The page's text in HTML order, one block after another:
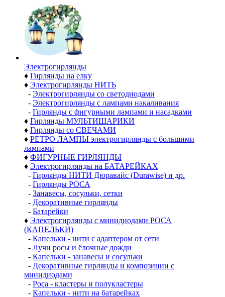
Электро­гирлянды
♦ Гирлянды на елку
♦ Электрогирлянды НИТЬ
- Электрогирлянды со светодиодами
- Электрогирлянды с лампами накаливания
- Гирлянды с фигурными лампами и насадками
♦ Гирлянды МУЛЬТИШАРИКИ
♦ Гирлянды со СВЕЧАМИ
♦ РЕТРО ЛАМПЫ электрогирлянды с большими
лампами
♦ ФИГУРНЫЕ ГИРЛЯНДЫ
♦ Электрогирлянды на БАТАРЕЙКАХ
- Гирлянды НИТИ Дюравайс (Durawise) и др.
- Гирлянды РОСА
- Занавесы, сосульки, сетки
- Декоративные гирлянды
- Батарейки
♦ Электрогирлянды с минидиодами РОСА
(КАПЕЛЬКИ)
- Капельки - нити с адаптером от сети
- Лучи росы и ёлочные дожди
- Капельки - занавесы и сосульки
- Декоративные гирлянды и композиции с
минидиодами
- Роса - кластеры и полукластеры
- Капельки - нити на батарейках